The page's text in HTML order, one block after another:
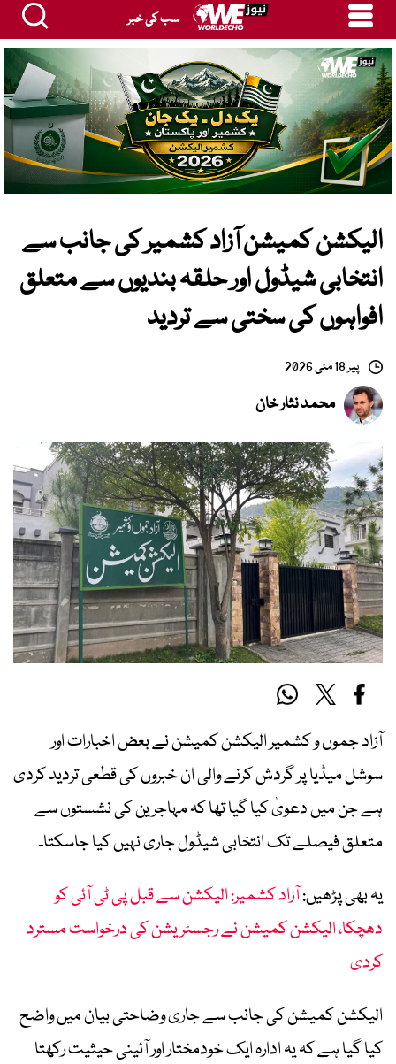
سب کی خبر
الیکشن کمیشن آزاد کشمیر کی جانب سے
انتخابی شیڈول اور حلقہ بندیوں سے متعلق
افواہوں کی سختی سے تردید
پیر 18 مئی 2026
محمد نثار خان
آزاد جموں و کشمیر الیکشن کمیشن نے بعض اخبارات اور
سوشل میڈیا پر گردش کرنے والی ان خبروں کی قطعی تردید کردی
ہے جن میں دعویٰ کیا گیا تھا کہ مہاجرین کی نشستوں سے
متعلق فیصلے تک انتخابی شیڈول جاری نہیں کیا جاسکتا۔
یہ بھی پڑھیں:آزاد کشمیر: الیکشن سے قبل پی ٹی آئی کو
دھچکا، الیکشن کمیشن نے رجسٹریشن کی درخواست مسترد
کردی
الیکشن کمیشن کی جانب سے جاری وضاحتی بیان میں واضح
کیا گیا ہے کہ یہ ادارہ ایک خودمختار اور آئینی حیثیت رکھتا